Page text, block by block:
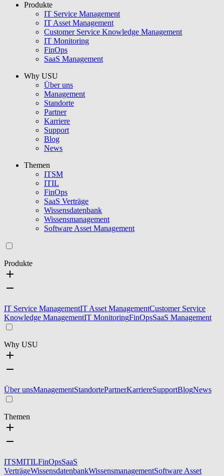
USU GmbH
Produkte
IT Service Management
IT Asset Management
Customer Service Knowledge Management
IT Monitoring
FinOps
SaaS Management
Why USU
Über uns
Management
Standorte
Partner
Karriere
Support
Blog
News
Themen
ITSM
ITIL
FinOps
SaaS Verträge
Wissensdatenbank
Wissensmanagement
Software Asset Management
Produkte
IT Service ManagementIT Asset ManagementCustomer Service
Knowledge ManagementIT MonitoringFinOpsSaaS Management
Why USU
Über unsManagementStandortePartnerKarriereSupportBlogNews
Themen
ITSMITILFinOpsSaaS
VerträgeWissensdatenbankWissensmanagementSoftware Asset